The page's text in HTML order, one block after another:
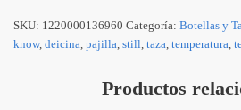
SKU: 1220000136960 Categoría: Botellas y
know, deicina, pajilla, still, taza, temperatura,
Productos